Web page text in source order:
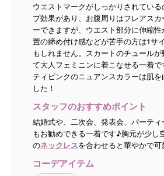
ウエストマークがしっかりされてい
プ効果があり、お腹周りはフレアス
ーできますが、ウエスト部分に伸縮
置の締め付け感などが苦手の方は1サ
もしれません。スカートのチュールが
て大人フェミニンに着こなせる一着
ティピンクのニュアンスカラーは肌を
した！
スタッフのおすすめポイント
結婚式や、二次会、発表会、パーテ
もお勧めできる一着です♪胸元が少し
のネックレスを合わせると華やかで可
コーデアイテム